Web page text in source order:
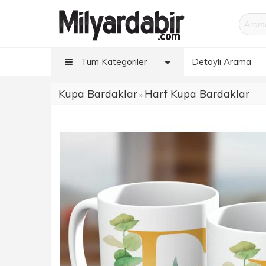
Tüm Kategoriler Detaylı Arama
Kupa Bardaklar» Harf Kupa Bardaklar